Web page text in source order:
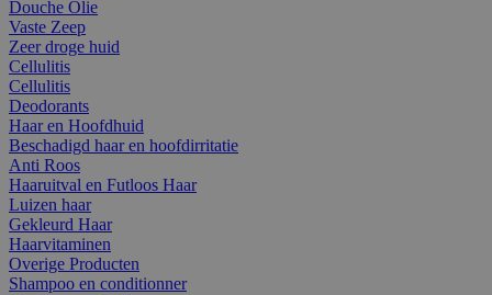
Douche Olie
Vaste Zeep
Zeer droge huid
Cellulitis
Cellulitis
Deodorants
Haar en Hoofdhuid
Beschadigd haar en hoofdirritatie
Anti Roos
Haaruitval en Futloos Haar
Luizen haar
Gekleurd Haar
Haarvitaminen
Overige Producten
Shampoo en conditionner